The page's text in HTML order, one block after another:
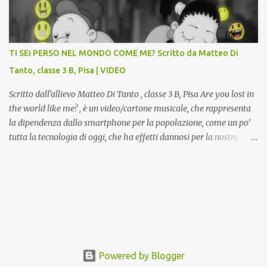
potranno studiare e riscoprire: i Gessi storici dell’ex-Istituto d’Arte,
attualmente musealizzati nella Gipsoteca della Biblioteca
Comunale "Peppino Impastato" di Cascina. Quadri, disegni,
progetti di arredamento e di mobili, intarsi ed intagli lignei
da allievi e studenti dell’Istituto d’Arte durante il...
TI SEI PERSO NEL MONDO COME ME? Scritto da Matteo Di
Tanto, classe 3 B, Pisa | VIDEO
Scritto dall’allievo Matteo Di Tanto , classe 3 B, Pisa Are you lost in
the world like me? , è un video/cartone musicale, che rappresenta
la dipendenza dallo smartphone per la popolazione, come un po’
tutta la tecnologia di oggi, che ha effetti dannosi per la nostra
valori umani, fatti di rapporti sociali, come amicizia, amore,
Powered by Blogger